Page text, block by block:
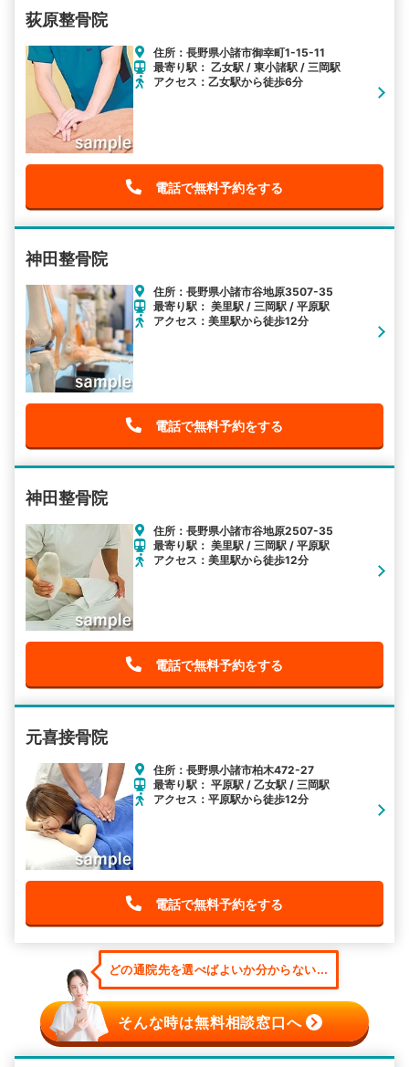
荻原整骨院
住所：長野県小諸市御幸町1-15-11
最寄り駅： 乙女駅 / 東小諸駅 / 三岡駅
アクセス：乙女駅から徒歩6分
電話で無料予約をする
神田整骨院
住所：長野県小諸市谷地原3507-35
最寄り駅： 美里駅 / 三岡駅 / 平原駅
アクセス：美里駅から徒歩12分
電話で無料予約をする
神田整骨院
住所：長野県小諸市谷地原2507-35
最寄り駅： 美里駅 / 三岡駅 / 平原駅
アクセス：美里駅から徒歩12分
電話で無料予約をする
元喜接骨院
住所：長野県小諸市柏木472-27
最寄り駅： 平原駅 / 乙女駅 / 三岡駅
アクセス：平原駅から徒歩12分
電話で無料予約をする
どの通院先を選べばよいか分からない...
そんな時は無料相談窓口へ